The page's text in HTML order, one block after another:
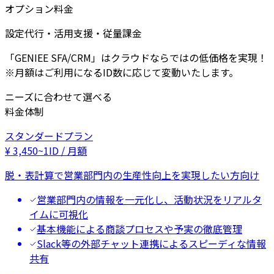
オプション料金
設定代行・活用支援・従量課金
「GENIEE SFA/CRM」はクラウドならではの低価格を実現！
※月額はご利用になるID数に応じて変動いたします。
ニーズに合わせて選べる
料金体制
スタンダードプラン
¥3,450~1ID / 月額
脱・表計算で営業部門内の生産性向上を実現したい方向け
営業部門内の情報を一元化し、活動状況をリアルタ
イムに可視化
基本機能による商談プロセスや予実の徹底管理
Slack等の外部チャット連携によるスピーディな情報
共有